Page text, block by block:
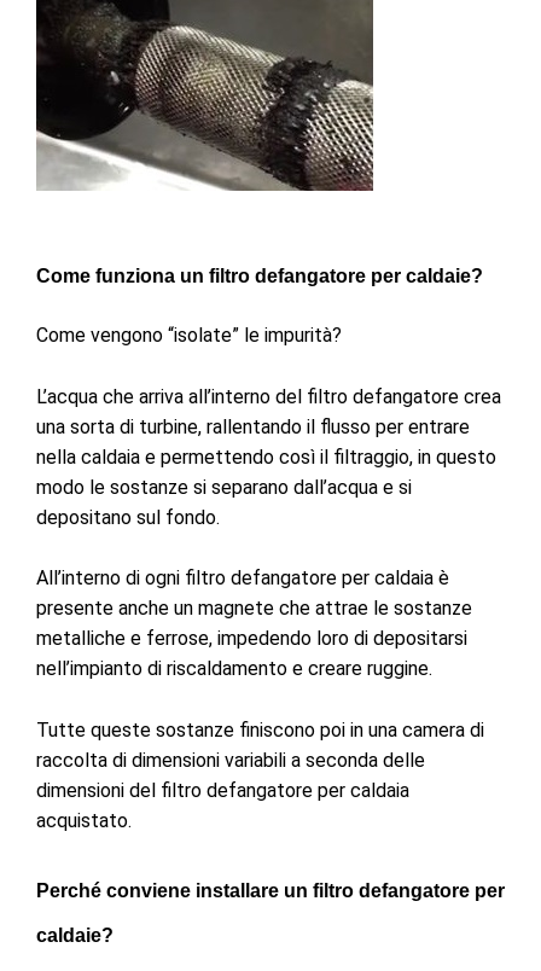
Come funziona un filtro defangatore per caldaie?
Come vengono “isolate” le impurità?
L’acqua che arriva all’interno del filtro defangatore crea
una sorta di turbine, rallentando il flusso per entrare
nella caldaia e permettendo così il filtraggio, in questo
modo le sostanze si separano dall’acqua e si
depositano sul fondo.
All’interno di ogni filtro defangatore per caldaia è
presente anche un magnete che attrae le sostanze
metalliche e ferrose, impedendo loro di depositarsi
nell’impianto di riscaldamento e creare ruggine.
Tutte queste sostanze finiscono poi in una camera di
raccolta di dimensioni variabili a seconda delle
dimensioni del filtro defangatore per caldaia
acquistato.
Perché conviene installare un filtro defangatore per
caldaie?